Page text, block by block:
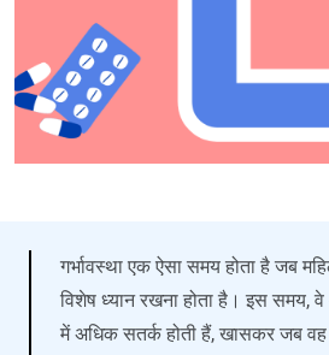
गर्भावस्था एक ऐसा समय होता है जब
विशेष ध्यान रखना होता है। इस समय,
में अधिक सतर्क होती हैं, खासकर जब